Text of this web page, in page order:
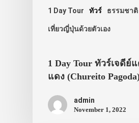
1 Day Tour ทัวร์ ธรรมชาติ
เที่ยวญี่ปุ่นด้วยตัวเอง
1 Day Tour ทัวร์เจดีย์
แดง (Chureito
admin
November 1, 2022